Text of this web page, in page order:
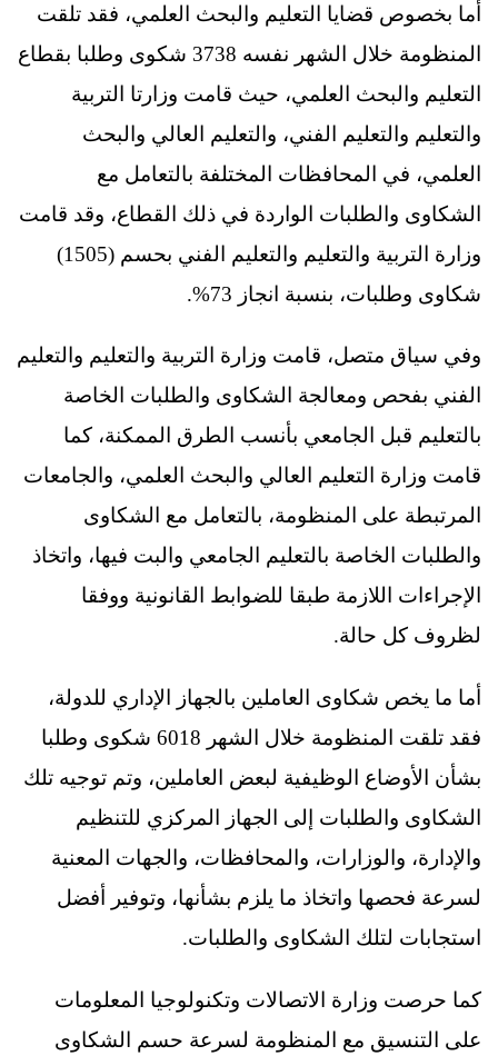
أما بخصوص قضايا التعليم والبحث العلمي، فقد تلقت
المنظومة خلال الشهر نفسه 3738 شكوى وطلبا بقطاع
التعليم والبحث العلمي، حيث قامت وزارتا التربية
والتعليم والتعليم الفني، والتعليم العالي والبحث
العلمي، في المحافظات المختلفة بالتعامل مع
الشكاوى والطلبات الواردة في ذلك القطاع، وقد قامت
وزارة التربية والتعليم والتعليم الفني بحسم (1505)
شكاوى وطلبات، بنسبة انجاز 73%.
وفي سياق متصل، قامت وزارة التربية والتعليم والتعليم
الفني بفحص ومعالجة الشكاوى والطلبات الخاصة
بالتعليم قبل الجامعي بأنسب الطرق الممكنة، كما
قامت وزارة التعليم العالي والبحث العلمي، والجامعات
المرتبطة على المنظومة، بالتعامل مع الشكاوى
والطلبات الخاصة بالتعليم الجامعي والبت فيها، واتخاذ
الإجراءات اللازمة طبقا للضوابط القانونية ووفقا
لظروف كل حالة.
أما ما يخص شكاوى العاملين بالجهاز الإداري للدولة،
فقد تلقت المنظومة خلال الشهر 6018 شكوى وطلبا
بشأن الأوضاع الوظيفية لبعض العاملين، وتم توجيه تلك
الشكاوى والطلبات إلى الجهاز المركزي للتنظيم
والإدارة، والوزارات، والمحافظات، والجهات المعنية
لسرعة فحصها واتخاذ ما يلزم بشأنها، وتوفير أفضل
استجابات لتلك الشكاوى والطلبات.
كما حرصت وزارة الاتصالات وتكنولوجيا المعلومات
على التنسيق مع المنظومة لسرعة حسم الشكاوى